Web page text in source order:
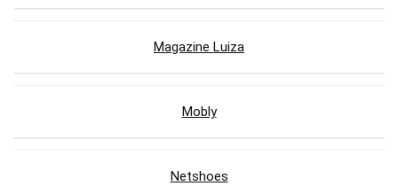
Magazine Luiza
Mobly
Netshoes